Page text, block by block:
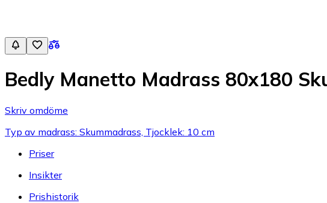
Bedly Manetto Madrass 80x180
Skriv omdöme
Typ av madrass: Skummadrass, Tjocklek: 10 cm
Priser
Insikter
Prishistorik